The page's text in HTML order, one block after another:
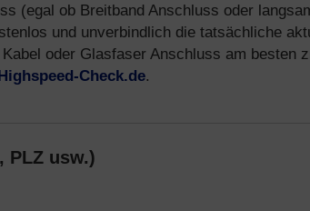
(egal ob Breitband Anschluss oder
und unverbindlich die tatsächliche
oder Glasfaser Anschluss am besten
Check.de.
PLZ usw.)